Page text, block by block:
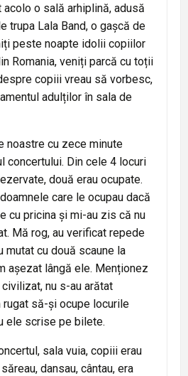
o sală arhiplină, adusă
trupa Lala Band, o gașcă de
peste noapte idolii copiilor
Romania, veniți parcă cu toții
copiii vreau să vorbesc,
adulților în sala de
noastre cu zece minute
concertului. Din cele 4 locuri
două erau ocupate.
care le ocupau dacă
cu pricina și mi-au zis că nu
Mă rog, au verificat repede
mutat cu două scaune la
așezat lângă ele. Menționez
nu s-au arătat
rugat să-și ocupe locurile
ele scrise pe bilete.
sala vuia, copiii erau
dansau, cântau, era